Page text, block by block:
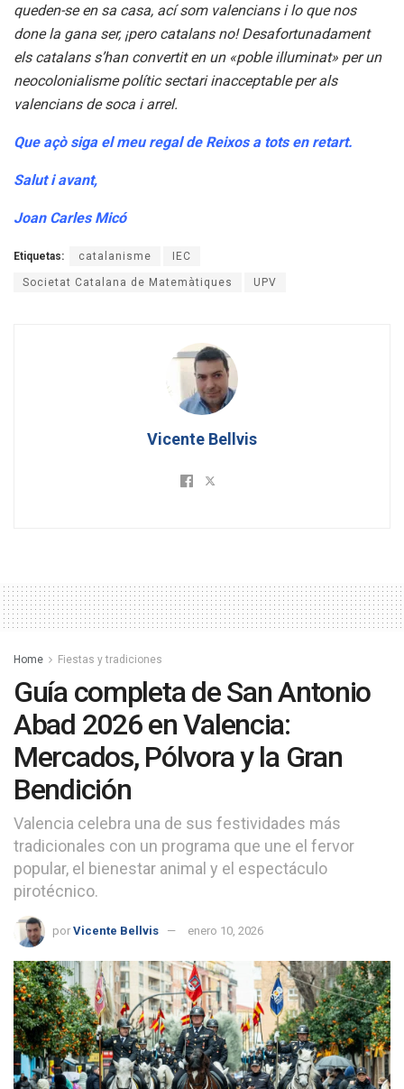
queden-se en sa casa, ací som valencians i lo que nos
done la gana ser, ¡pero catalans no! Desafortunadament
els catalans s’han convertit en un «poble illuminat» per un
neocolonialisme polític sectari inacceptable per als
valencians de soca i arrel.
Que açò siga el meu regal de Reixos a tots en retart.
Salut i avant,
Joan Carles Micó
Etiquetas: catalanisme IEC
Societat Catalana de Matemàtiques UPV
Vicente Bellvis
Home Fiestas y tradiciones
Guía completa de San Antonio
Abad 2026 en Valencia:
Mercados, Pólvora y la Gran
Bendición
Valencia celebra una de sus festividades más
tradicionales con un programa que une el fervor
popular, el bienestar animal y el espectáculo
pirotécnico.
por Vicente Bellvis enero 10, 2026